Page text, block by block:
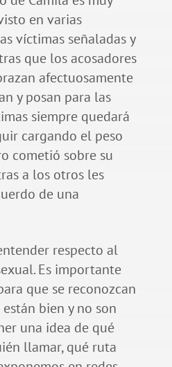
en varias
víctimas señaladas y
que los acosadores
afectuosamente
y posan para las
siempre quedará
cargando el peso
cometió sobre su
a los otros les
de una
respecto al
Es importante
que se reconozcan
bien y no son
una idea de qué
llamar, qué ruta